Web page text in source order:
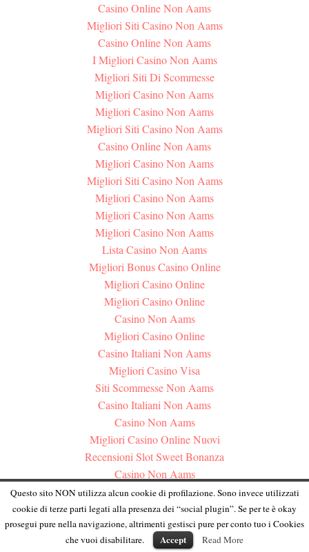
Casino Online Non Aams
Migliori Siti Casino Non Aams
Casino Online Non Aams
I Migliori Casino Non Aams
Migliori Siti Di Scommesse
Migliori Casino Non Aams
Migliori Casino Non Aams
Migliori Siti Casino Non Aams
Casino Online Non Aams
Migliori Casino Non Aams
Migliori Siti Casino Non Aams
Migliori Casino Non Aams
Migliori Casino Non Aams
Migliori Casino Non Aams
Lista Casino Non Aams
Migliori Bonus Casino Online
Migliori Casino Online
Migliori Casino Online
Casino Non Aams
Migliori Casino Online
Casino Italiani Non Aams
Migliori Casino Visa
Siti Scommesse Non Aams
Casino Italiani Non Aams
Casino Non Aams
Migliori Casino Online Nuovi
Recensioni Slot Sweet Bonanza
Casino Non Aams
Crypto Casino Online 2026
Casino Online Migliori
Bonus Casino Senza Invio Documenti
Siti Scommesse Non Aams
Questo sito NON utilizza alcun cookie di profilazione. Sono invece utilizzati
cookie di terze parti legati alla presenza dei “social plugin”. Se per te è okay
prosegui pure nella navigazione, altrimenti gestisci pure per conto tuo i Cookies
che vuoi disabilitare.
Accept Read More